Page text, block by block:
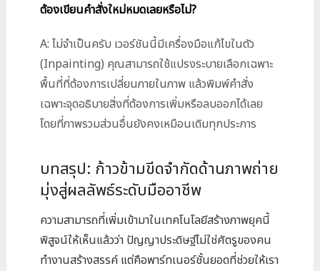
ต้องเขียนคำสั่งใหม่หมดเลยหรือไม่?
A: ไม่จำเป็นครับ เวอร์ชันนี้มีเครื่องมือแก้ไขในตัว
(Inpainting) คุณสามารถใช้แปรงระบายเลือกเฉพาะ
พื้นที่ที่ต้องการเปลี่ยนภายในภาพ แล้วพิมพ์คำสั่ง
เฉพาะจุดอธิบายสิ่งที่ต้องการเพิ่มหรือลบออกได้เลย
โดยที่ภาพรวมส่วนอื่นยังคงเหมือนเดิมทุกประการ
บทสรุป: ก้าวข้ามขีดจำกัดด้านภาพถ่าย
มุ่งสู่ผลลัพธ์ระดับมืออาชีพ
ความสามารถที่เพิ่มเข้ามาในเทคโนโลยีสร้างภาพยุคนี้
พิสูจน์ให้เห็นแล้วว่า ปัญญาประดิษฐ์ไม่ใช่ศัตรูของคน
ทำงานสร้างสรรค์ แต่คือพาร์ทเนอร์ชั้นยอดที่ช่วยให้เรา